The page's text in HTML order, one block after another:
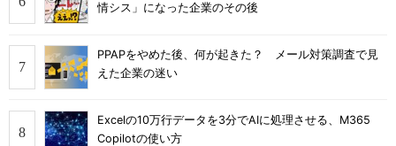
情シス」になった企業のその後
PPAPをやめた後、何が起きた？ メール対策調査で見
えた企業の迷い
Excelの10万行データを3分でAIに処理させる、M365
Copilotの使い方